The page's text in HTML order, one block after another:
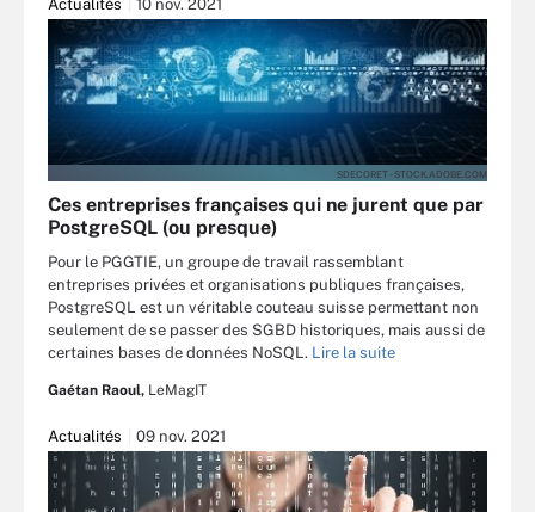
Actualités 10 nov. 2021
SDECORET - STOCK.ADOBE.COM
Ces entreprises françaises qui ne jurent que par
PostgreSQL (ou presque)
Pour le PGGTIE, un groupe de travail rassemblant
entreprises privées et organisations publiques françaises,
PostgreSQL est un véritable couteau suisse permettant non
seulement de se passer des SGBD historiques, mais aussi de
certaines bases de données NoSQL. Lire la suite
Gaétan Raoul, LeMagIT
Actualités 09 nov. 2021